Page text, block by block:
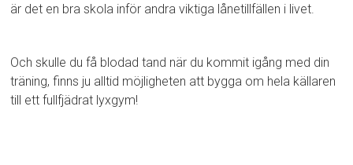
är det en bra skola inför andra viktiga lånetillfällen i livet.
Och skulle du få blodad tand när du kommit igång med din
träning, finns ju alltid möjligheten att bygga om hela källaren
till ett fullfjädrat lyxgym!